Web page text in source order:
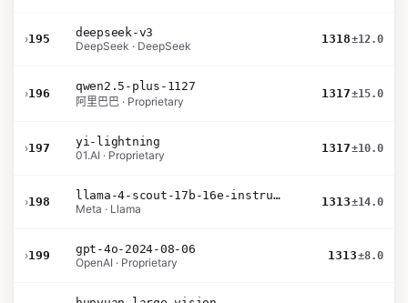
›195
deepseek-v3
DeepSeek · DeepSeek
1318±12.0
›196
qwen2.5-plus-1127
阿里巴巴 · Proprietary
1317±15.0
›197
yi-lightning
01.AI · Proprietary
1317±10.0
›198
llama-4-scout-17b-16e-instruct
Meta · Llama
1313±14.0
›199
gpt-4o-2024-08-06
OpenAI · Proprietary
1313±8.0